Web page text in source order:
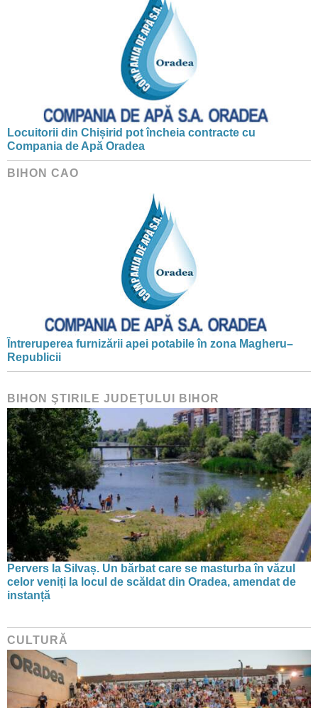
Locuitorii din Chișirid pot încheia contracte cu
Compania de Apă Oradea
BIHON CAO
Întreruperea furnizării apei potabile în zona Magheru–
Republicii
BIHON ŞTIRILE JUDEŢULUI BIHOR
Pervers la Silvaș. Un bărbat care se masturba în văzul
celor veniți la locul de scăldat din Oradea, amendat de
instanță
CULTURĂ